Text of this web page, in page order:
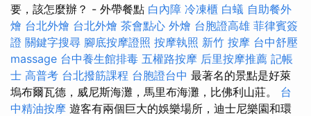
要，該怎麼辦？ - 外帶餐點 白內障 冷凍櫃 白蟻 自助餐外
燴 台北外燴 台北外燴 茶會點心 外燴 台胞證高雄 菲律賓簽
證 關鍵字搜尋 腳底按摩證照 按摩執照 新竹 按摩 台中舒壓
massage 台中養生館排毒 五權路按摩 后里按摩推薦 記帳
士 高普考 台北撥筋課程 台胞證台中 最著名的景點是好萊
塢布爾瓦德，威尼斯海灘，馬里布海灘，比佛利山莊。 台
中精油按摩 遊客有兩個巨大的娛樂場所，迪士尼樂園和環